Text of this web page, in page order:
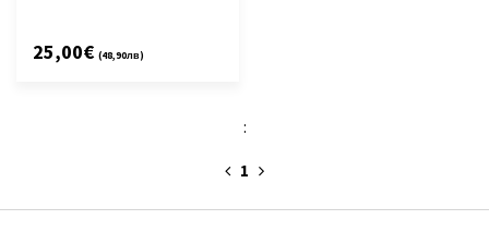
25,00€ (48,90лв)
:
1